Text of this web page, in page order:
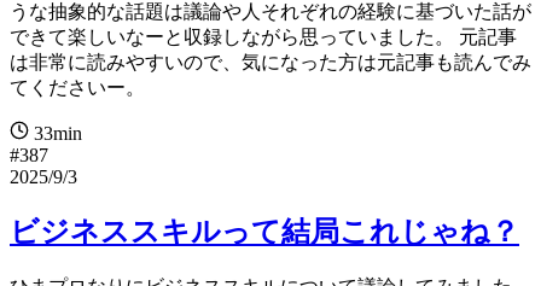
うな抽象的な話題は議論や人それぞれの経験に基づいた話が
できて楽しいなーと収録しながら思っていました。 元記事
は非常に読みやすいので、気になった方は元記事も読んでみ
てくださいー。
33min
#387
2025/9/3
ビジネススキルって結局これじゃね？